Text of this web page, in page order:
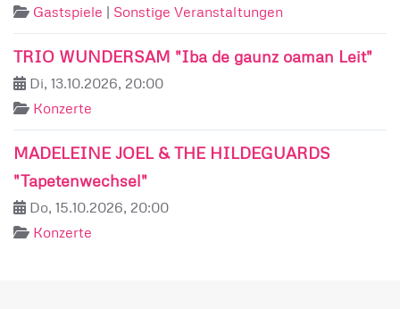
Gastspiele | Sonstige Veranstaltungen
TRIO WUNDERSAM "Iba de gaunz oaman Leit"
Di, 13.10.2026, 20:00
Konzerte
MADELEINE JOEL & THE HILDEGUARDS
"Tapetenwechsel"
Do, 15.10.2026, 20:00
Konzerte